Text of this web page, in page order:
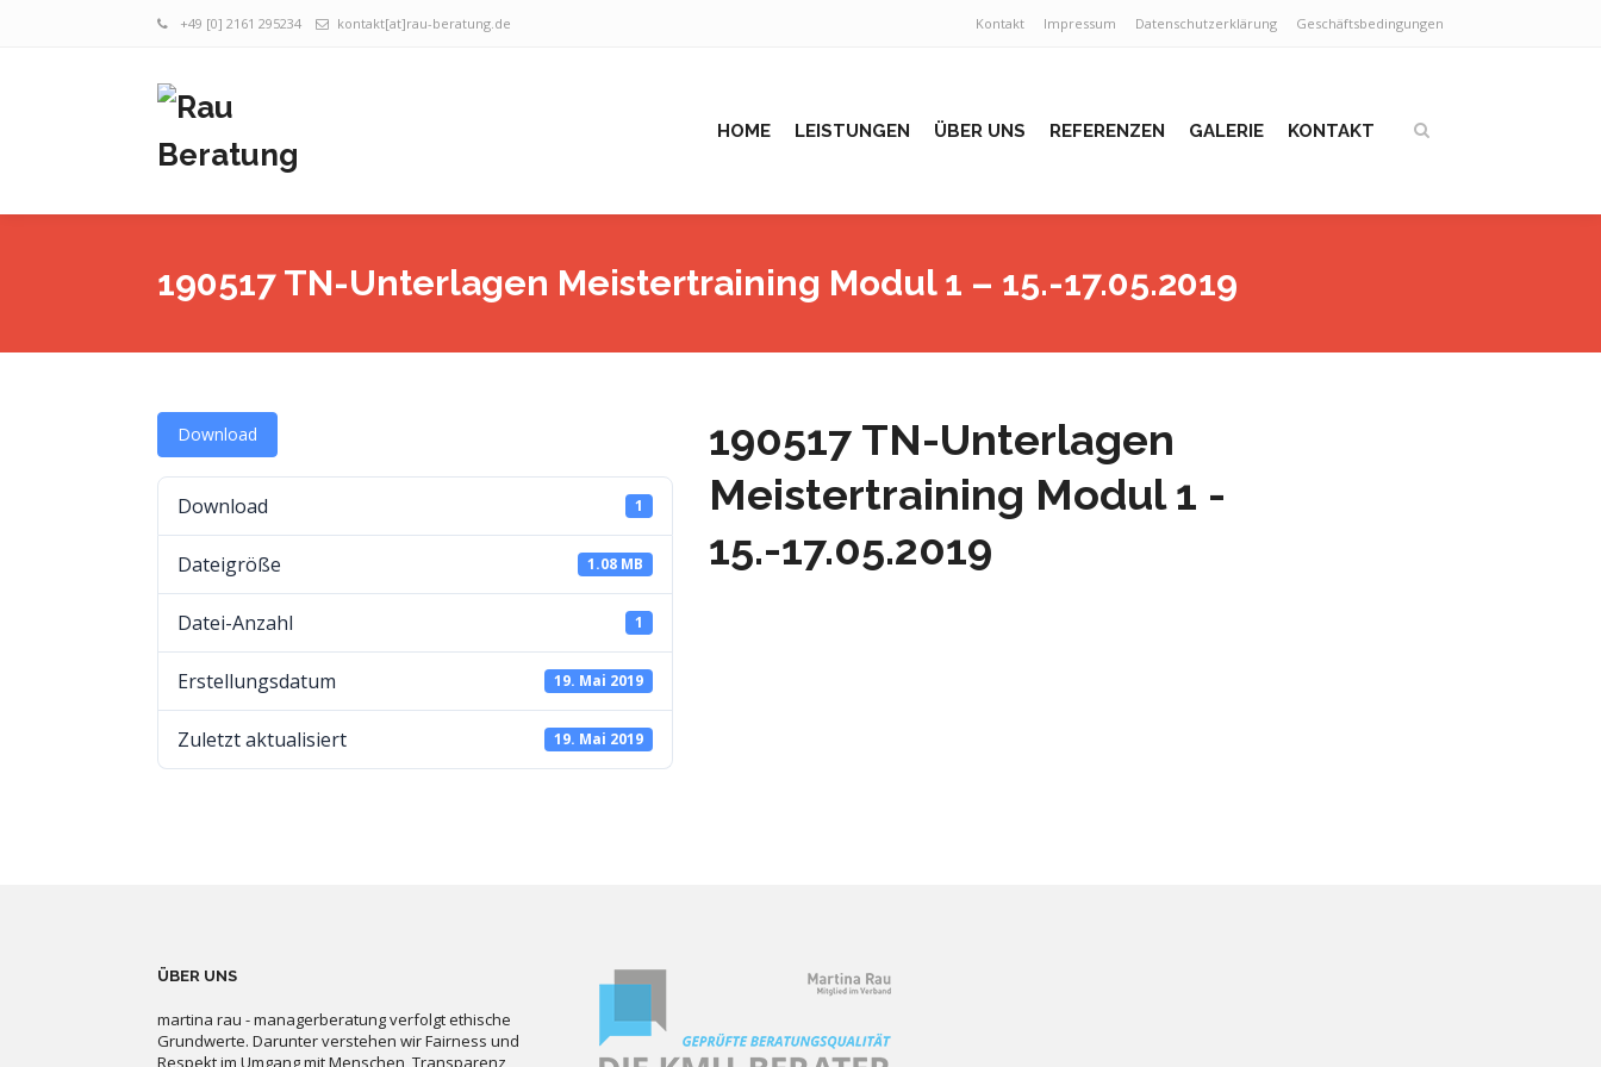
+49 [0] 2161 295234 kontakt[at]rau-beratung.de Kontakt Impressum Datenschutzerklärung Geschäftsbedingungen
HOME LEISTUNGEN ÜBER UNS REFERENZEN GALERIE KONTAKT
190517 TN-Unterlagen Meistertraining Modul 1 – 15.-17.05.2019
Download
Download 1
Dateigröße 1.08 MB
Datei-Anzahl 1
Erstellungsdatum 19. Mai 2019
Zuletzt aktualisiert 19. Mai 2019
190517 TN-Unterlagen
Meistertraining Modul 1 -
15.-17.05.2019
ÜBER UNS
martina rau - managerberatung verfolgt ethische
Grundwerte. Darunter verstehen wir Fairness und
Respekt im Umgang mit Menschen, Transparenz